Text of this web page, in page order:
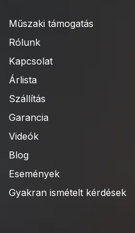
Műszaki támogatás
Rólunk
Kapcsolat
Árlista
Szállítás
Garancia
Videók
Blog
Események
Gyakran ismételt kérdések